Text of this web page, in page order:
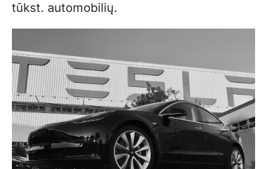
tūkst. automobilių.